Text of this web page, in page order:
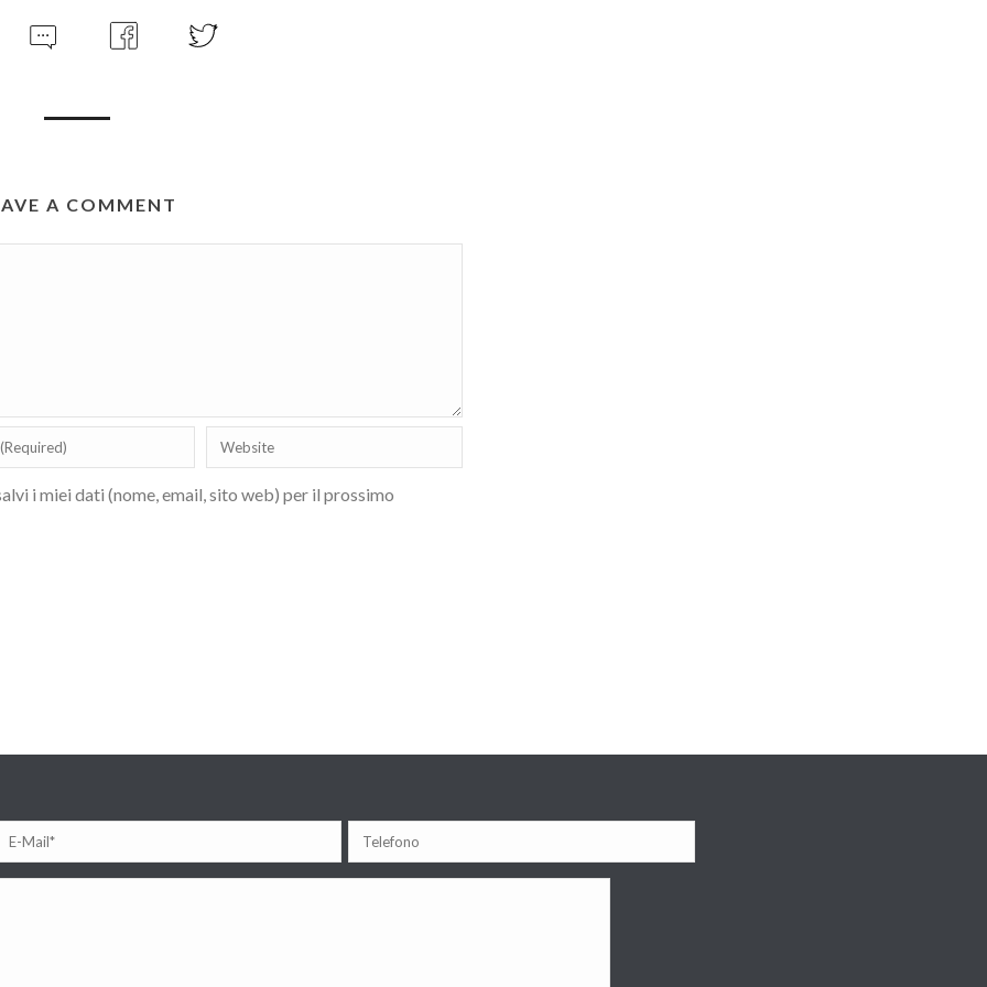
A COMMENT
i miei dati (nome, email, sito web) per il prossimo